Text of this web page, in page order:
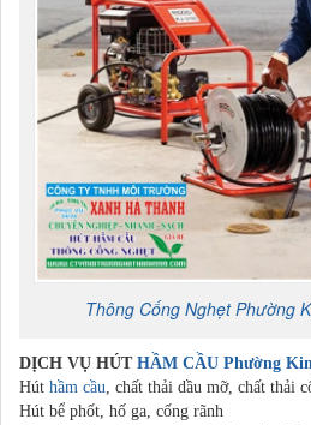
Thông Cống Nghẹt Phường
DỊCH VỤ HÚT HẦM CẦU Phường
Hút hầm cầu, chất thải dầu mỡ, chất thải
Hút bể phốt, hố ga, cống rãnh